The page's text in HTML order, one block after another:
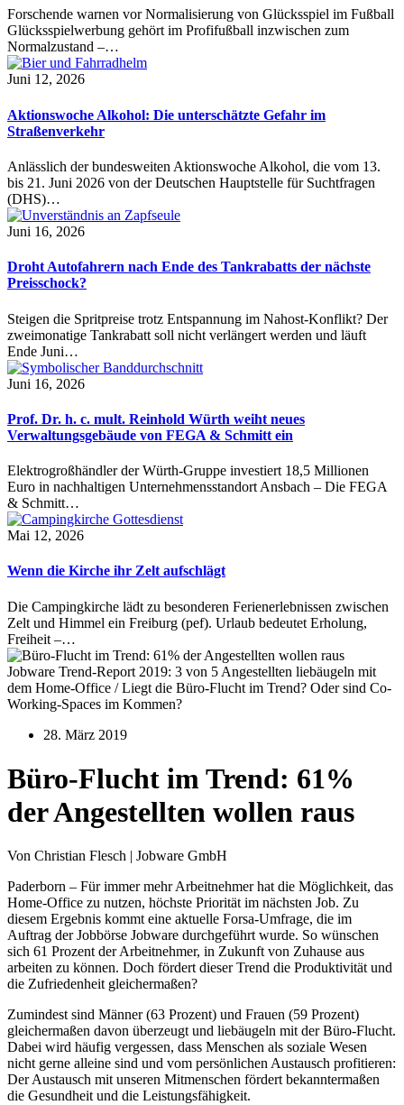
Forschende warnen vor Normalisierung von Glücksspiel im Fußball
Glücksspielwerbung gehört im Profifußball inzwischen zum
Normalzustand –…
Juni 12, 2026
Aktionswoche Alkohol: Die unterschätzte Gefahr im
Straßenverkehr
Anlässlich der bundesweiten Aktionswoche Alkohol, die vom 13.
bis 21. Juni 2026 von der Deutschen Hauptstelle für Suchtfragen
(DHS)…
Juni 16, 2026
Droht Autofahrern nach Ende des Tankrabatts der nächste
Preisschock?
Steigen die Spritpreise trotz Entspannung im Nahost-Konflikt? Der
zweimonatige Tankrabatt soll nicht verlängert werden und läuft
Ende Juni…
Juni 16, 2026
Prof. Dr. h. c. mult. Reinhold Würth weiht neues
Verwaltungsgebäude von FEGA & Schmitt ein
Elektrogroßhändler der Würth-Gruppe investiert 18,5 Millionen
Euro in nachhaltigen Unternehmensstandort Ansbach – Die FEGA
& Schmitt…
Mai 12, 2026
Wenn die Kirche ihr Zelt aufschlägt
Die Campingkirche lädt zu besonderen Ferienerlebnissen zwischen
Zelt und Himmel ein Freiburg (pef). Urlaub bedeutet Erholung,
Freiheit –…
Jobware Trend-Report 2019: 3 von 5 Angestellten liebäugeln mit
dem Home-Office / Liegt die Büro-Flucht im Trend? Oder sind Co-
Working-Spaces im Kommen?
28. März 2019
Büro-Flucht im Trend: 61%
der Angestellten wollen raus
Von Christian Flesch | Jobware GmbH
Paderborn – Für immer mehr Arbeitnehmer hat die Möglichkeit, das
Home-Office zu nutzen, höchste Priorität im nächsten Job. Zu
diesem Ergebnis kommt eine aktuelle Forsa-Umfrage, die im
Auftrag der Jobbörse Jobware durchgeführt wurde. So wünschen
sich 61 Prozent der Arbeitnehmer, in Zukunft von Zuhause aus
arbeiten zu können. Doch fördert dieser Trend die Produktivität und
die Zufriedenheit gleichermaßen?
Zumindest sind Männer (63 Prozent) und Frauen (59 Prozent)
gleichermaßen davon überzeugt und liebäugeln mit der Büro-Flucht.
Dabei wird häufig vergessen, dass Menschen als soziale Wesen
nicht gerne alleine sind und vom persönlichen Austausch profitieren:
Der Austausch mit unseren Mitmenschen fördert bekanntermaßen
die Gesundheit und die Leistungsfähigkeit.